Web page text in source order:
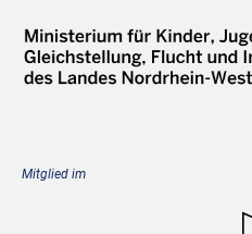
Mitglied im